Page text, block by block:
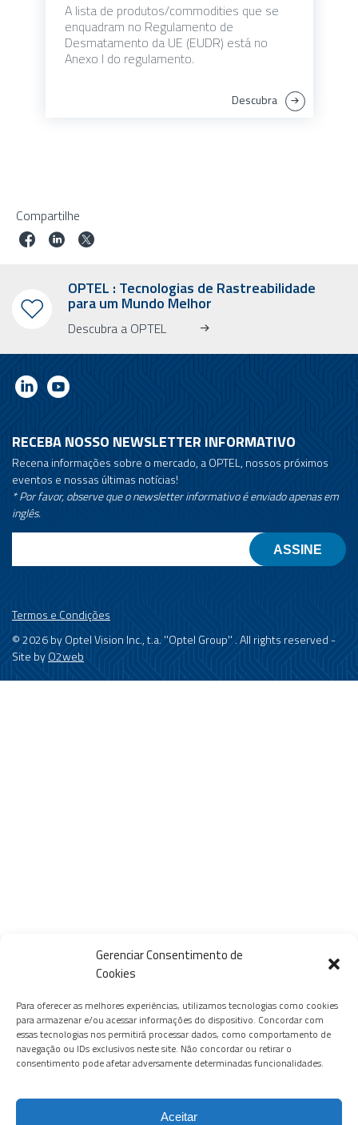
Gerenciar Consentimento de
Cookies
Para oferecer as melhores experiências, utilizamos tecnologias como cookies
para armazenar e/ou acessar informações do dispositivo. Concordar com
essas tecnologias nos permitirá processar dados, como comportamento de
navegação ou IDs exclusivos neste site. Não concordar ou retirar o
consentimento pode afetar adversamente determinadas funcionalidades.
Aceitar
A lista de produtos/commodities que se
enquadram no Regulamento de
Desmatamento da UE (EUDR) está no
Anexo I do regulamento.
Descubra
Compartilhe
OPTEL : Tecnologias de Rastreabilidade
para um Mundo Melhor
Descubra a OPTEL
RECEBA NOSSO NEWSLETTER INFORMATIVO
Recena informações sobre o mercado, a OPTEL, nossos próximos
eventos e nossas últimas notícias!
* Por favor, observe que o newsletter informativo é enviado apenas em
inglês.
Termos e Condições
© 2026 by Optel Vision Inc., t.a. ''Optel Group'' . All rights reserved -
Site byO2web